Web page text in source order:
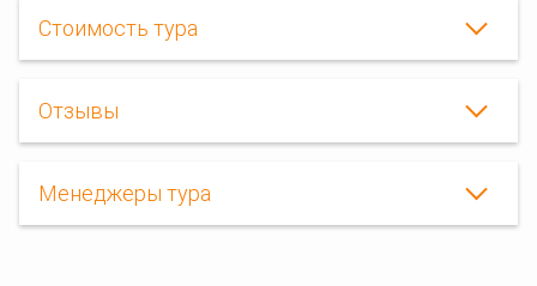
Стоимость тура
Отзывы
Менеджеры тура